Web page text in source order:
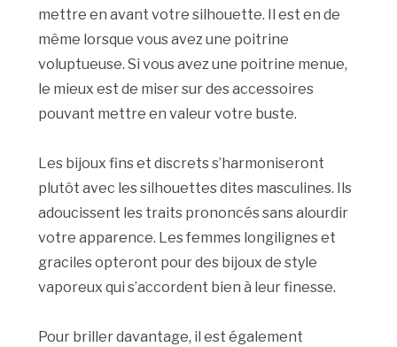
mettre en avant votre silhouette. Il est en de
même lorsque vous avez une poitrine
voluptueuse. Si vous avez une poitrine menue,
le mieux est de miser sur des accessoires
pouvant mettre en valeur votre buste.
Les bijoux fins et discrets s’harmoniseront
plutôt avec les silhouettes dites masculines. Ils
adoucissent les traits prononcés sans alourdir
votre apparence. Les femmes longilignes et
graciles opteront pour des bijoux de style
vaporeux qui s’accordent bien à leur finesse.
Pour briller davantage, il est également